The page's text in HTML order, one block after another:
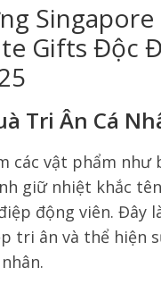
Singapore
Gifts Độc
Tri Ân Cá
các vật phẩm như
giữ nhiệt khắc
động viên. Đây
tri ân và thể hiện